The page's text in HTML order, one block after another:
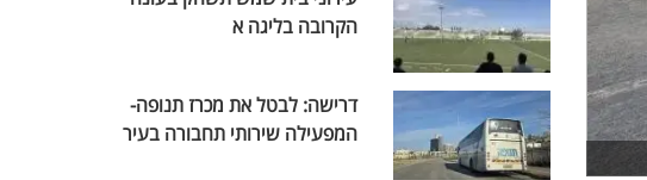
הקרובה בליגה א
דרישה: לבטל את מכרז תנופה-
המפעילה שירותי תחבורה בעיר